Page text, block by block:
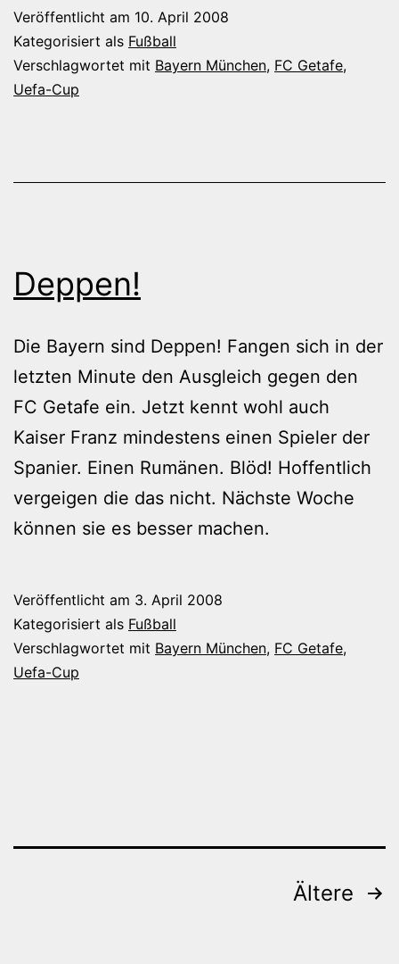
Veröffentlicht am 10. April 2008
Kategorisiert als Fußball
Verschlagwortet mit Bayern München, FC Getafe,
Uefa-Cup
Deppen!
Die Bayern sind Deppen! Fangen sich in der
letzten Minute den Ausgleich gegen den
FC Getafe ein. Jetzt kennt wohl auch
Kaiser Franz mindestens einen Spieler der
Spanier. Einen Rumänen. Blöd! Hoffentlich
vergeigen die das nicht. Nächste Woche
können sie es besser machen.
Veröffentlicht am 3. April 2008
Kategorisiert als Fußball
Verschlagwortet mit Bayern München, FC Getafe,
Uefa-Cup
Ältere